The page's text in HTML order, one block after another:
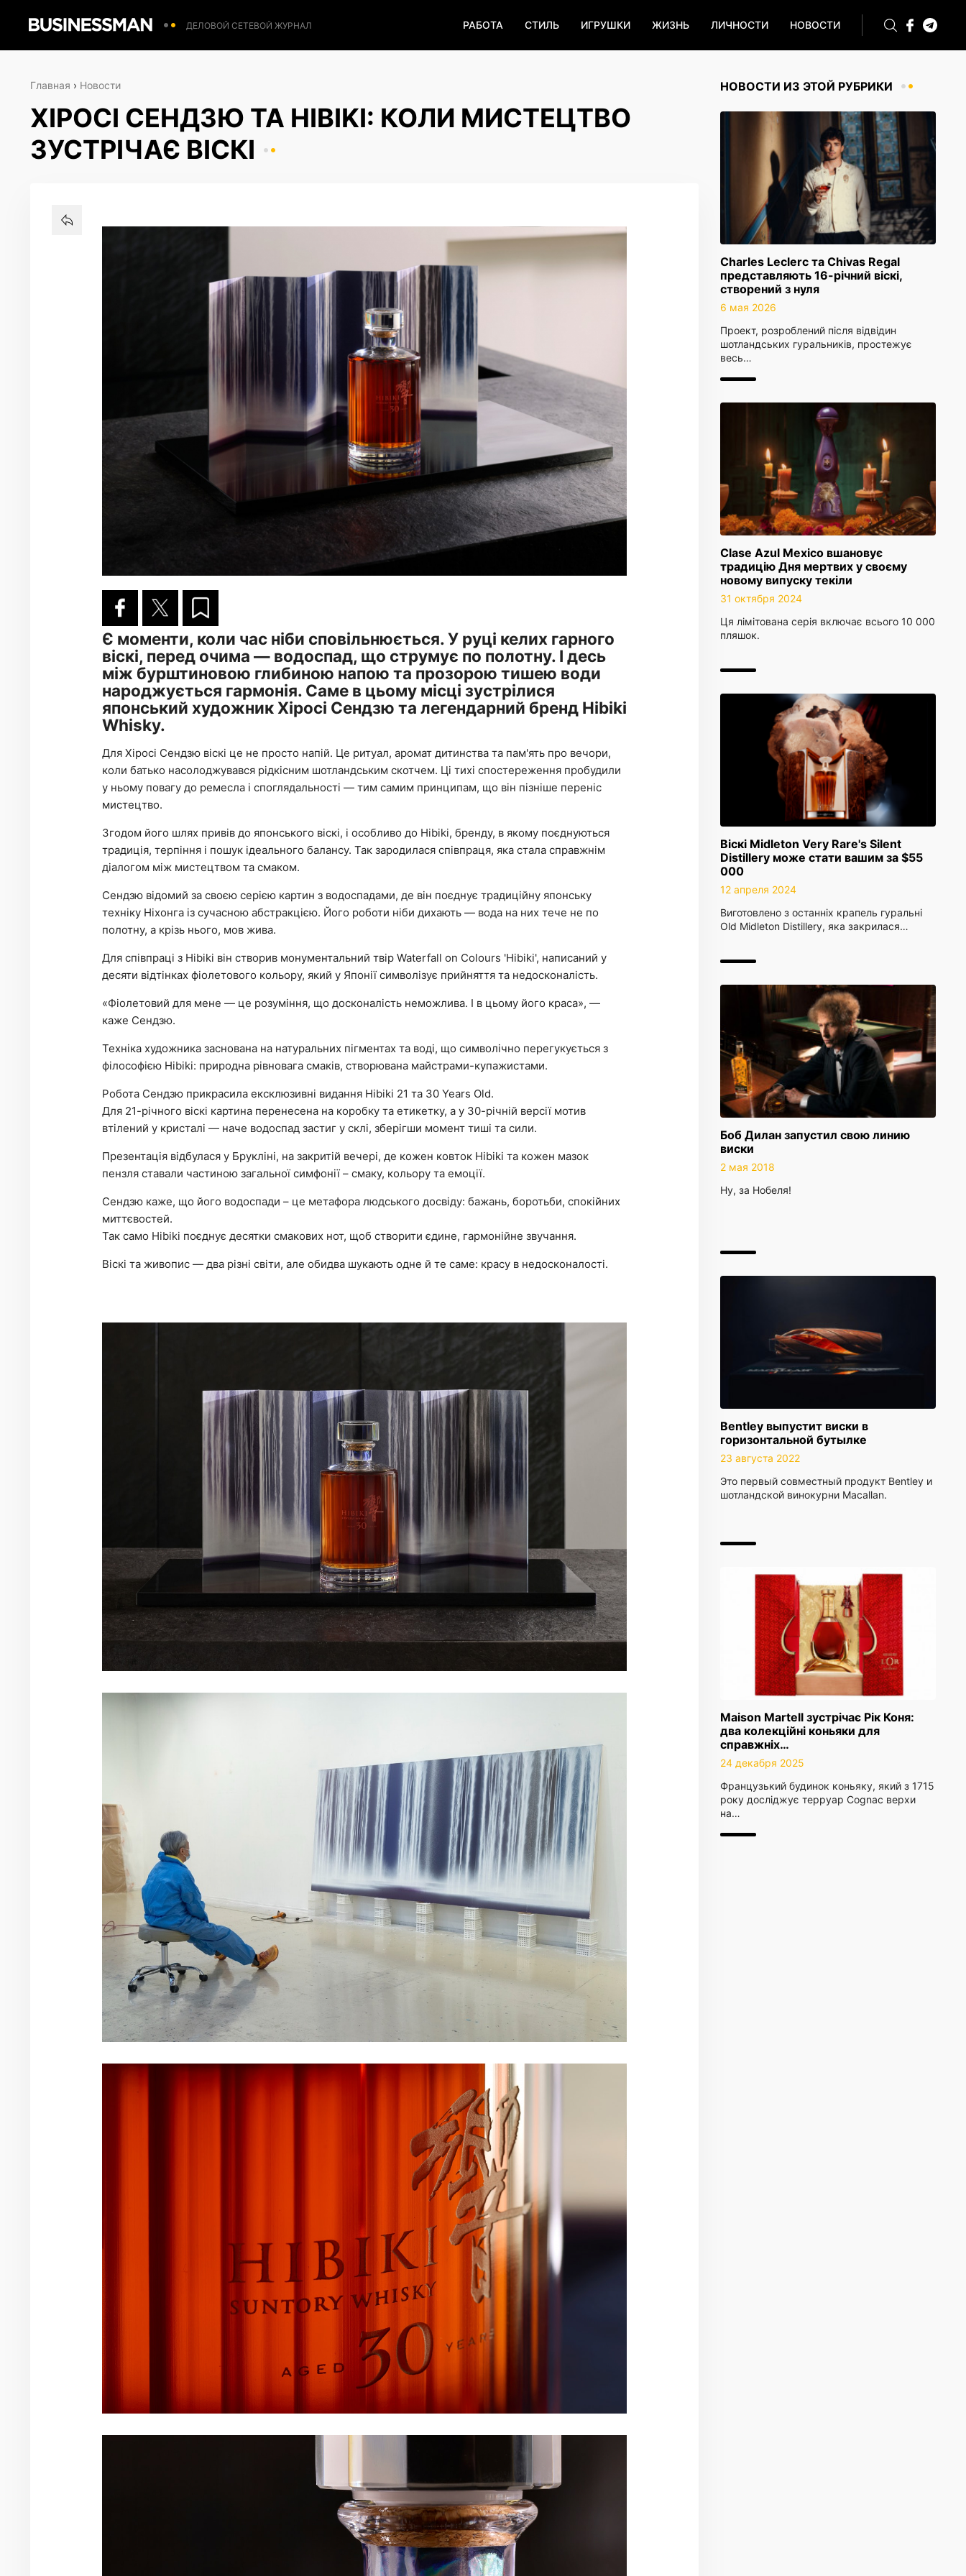
ДЕЛОВОЙ СЕТЕВОЙ ЖУРНАЛ РАБОТА СТИЛЬ ИГРУШКИ ЖИЗНЬ ЛИЧНОСТИ НОВОСТИ
НОВОСТИ ИЗ ЭТОЙ РУБРИКИ
Charles Leclerc та Chivas Regal
представляють 16-річний віскі,
створений з нуля
6 мая 2026
Проект, розроблений після відвідин
шотландських гуральників, простежує
весь…
Clase Azul Mexico вшановує
традицію Дня мертвих у своєму
новому випуску текіли
31 октября 2024
Ця лімітована серія включає всього 10 000
пляшок.
Віскі Midleton Very Rare's Silent
Distillery може стати вашим за $55
000
12 апреля 2024
Виготовлено з останніх крапель гуральні
Old Midleton Distillery, яка закрилася…
Боб Дилан запустил свою линию
виски
2 мая 2018
Ну, за Нобеля!
Bentley выпустит виски в
горизонтальной бутылке
23 августа 2022
Это первый совместный продукт Bentley и
шотландской винокурни Macallan.
Maison Martell зустрічає Рік Коня:
два колекційні коньяки для
справжніх…
24 декабря 2025
Французький будинок коньяку, який з 1715
року досліджує терруар Cognac верхи
на…
Главная › Новости
ХІРОСІ СЕНДЗЮ ТА HIBIKI: КОЛИ МИСТЕЦТВО
ЗУСТРІЧАЄ ВІСКІ
Є моменти, коли час ніби сповільнюється. У руці келих гарного
віскі, перед очима — водоспад, що струмує по полотну. І десь
між бурштиновою глибиною напою та прозорою тишею води
народжується гармонія. Саме в цьому місці зустрілися
японський художник Хіросі Сендзю та легендарний бренд Hibiki
Whisky.
Для Хіросі Сендзю віскі це не просто напій. Це ритуал, аромат дитинства та пам'ять про вечори,
коли батько насолоджувався рідкісним шотландським скотчем. Ці тихі спостереження пробудили
у ньому повагу до ремесла і споглядальності — тим самим принципам, що він пізніше переніс
мистецтво.
Згодом його шлях привів до японського віскі, і особливо до Hibiki, бренду, в якому поєднуються
традиція, терпіння і пошук ідеального балансу. Так зародилася співпраця, яка стала справжнім
діалогом між мистецтвом та смаком.
Сендзю відомий за своєю серією картин з водоспадами, де він поєднує традиційну японську
техніку Ніхонга із сучасною абстракцією. Його роботи ніби дихають — вода на них тече не по
полотну, а крізь нього, мов жива.
Для співпраці з Hibiki він створив монументальний твір Waterfall on Colours 'Hibiki', написаний у
десяти відтінках фіолетового кольору, який у Японії символізує прийняття та недосконалість.
«Фіолетовий для мене — це розуміння, що досконалість неможлива. І в цьому його краса», —
каже Сендзю.
Техніка художника заснована на натуральних пігментах та воді, що символічно перегукується з
філософією Hibiki: природна рівновага смаків, створювана майстрами-купажистами.
Робота Сендзю прикрасила ексклюзивні видання Hibiki 21 та 30 Years Old.
Для 21-річного віскі картина перенесена на коробку та етикетку, а у 30-річній версії мотив
втілений у кристалі — наче водоспад застиг у склі, зберігши момент тиші та сили.
Презентація відбулася у Брукліні, на закритій вечері, де кожен ковток Hibiki та кожен мазок
пензля ставали частиною загальної симфонії – смаку, кольору та емоції.
Сендзю каже, що його водоспади – це метафора людського досвіду: бажань, боротьби, спокійних
миттєвостей.
Так само Hibiki поєднує десятки смакових нот, щоб створити єдине, гармонійне звучання.
Віскі та живопис — два різні світи, але обидва шукають одне й те саме: красу в недосконалості.